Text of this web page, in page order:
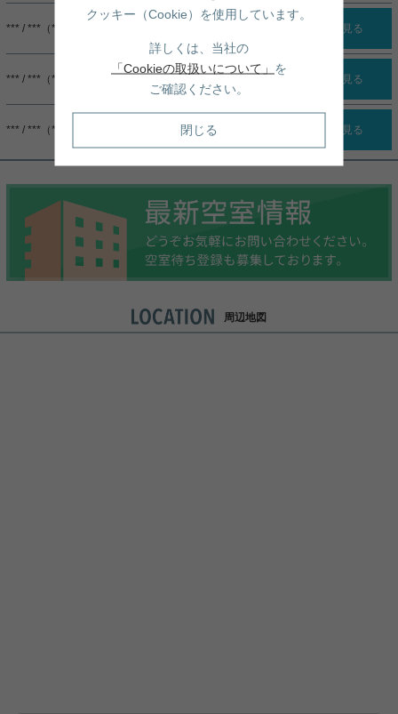
*** / ***（***） 詳細を見る
*** / ***（***） 詳細を見る
*** / ***（***） 詳細を見る
周辺地図
クッキー（Cookie）を使用しています。
詳しくは、当社の
「Cookieの取扱いについて」 を
ご確認ください。
閉じる